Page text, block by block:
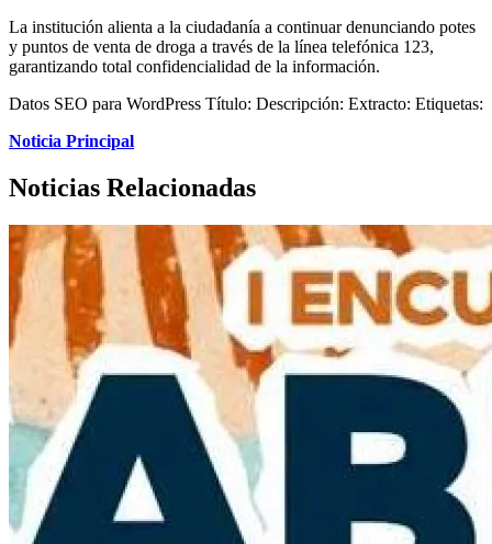
La institución alienta a la ciudadanía a continuar denunciando potes
y puntos de venta de droga a través de la línea telefónica 123,
garantizando total confidencialidad de la información.
Datos SEO para WordPress Título: Descripción: Extracto: Etiquetas:
Noticia Principal
Noticias Relacionadas